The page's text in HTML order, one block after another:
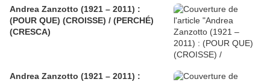
Andrea Zanzotto (1921 – 2011) :
(POUR QUE) (CROISSE) / (PERCHÉ)
(CRESCA)
Andrea Zanzotto (1921 – 2011) :